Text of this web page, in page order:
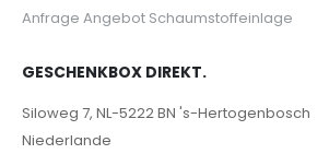
Anfrage Angebot Schaumstoffeinlage
GESCHENKBOX DIREKT.
Siloweg 7, NL-5222 BN 's-Hertogenbosch
Niederlande